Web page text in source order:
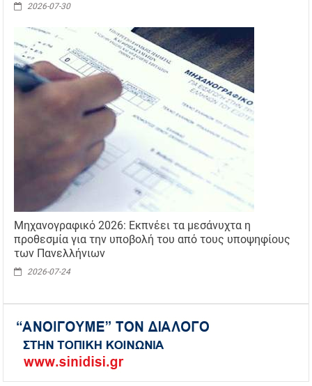
2026-07-30
Μηχανογραφικό 2026: Εκπνέει τα μεσάνυχτα η
προθεσμία για την υποβολή του από τους υποψηφίους
των Πανελλήνιων
2026-07-24